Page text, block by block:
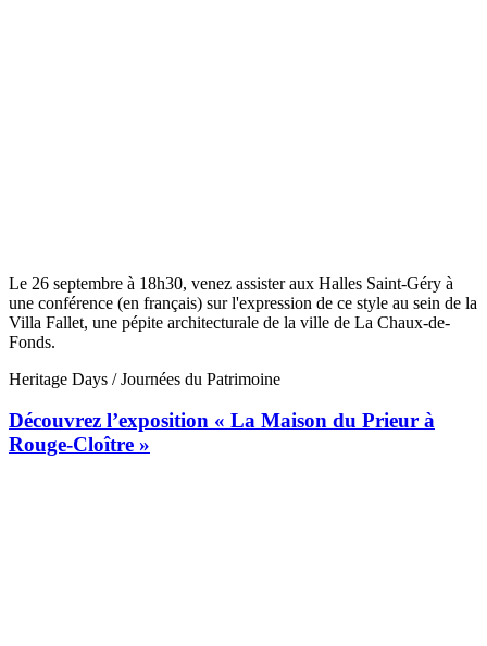
Le 26 septembre à 18h30, venez assister aux Halles Saint-Géry à
une conférence (en français) sur l'expression de ce style au sein de la
Villa Fallet, une pépite architecturale de la ville de La Chaux-de-
Fonds.
Heritage Days / Journées du Patrimoine
Découvrez l’exposition « La Maison du Prieur à
Rouge-Cloître »